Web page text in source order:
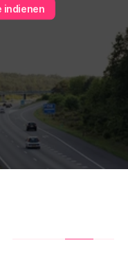
indienen